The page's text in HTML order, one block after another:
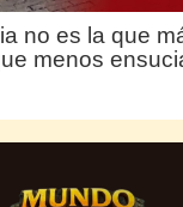
no es la que
menos